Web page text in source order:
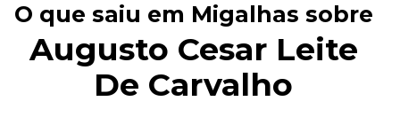
O que saiu em Migalhas sobre
Augusto Cesar Leite
De Carvalho